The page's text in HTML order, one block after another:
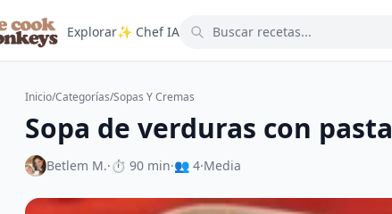
Explorar✨ Chef IA
Inicio/Categorías/Sopas Y Cremas
Sopa de verduras con pasta
Betlem M.·⏱ 90 min·👥 4·Media